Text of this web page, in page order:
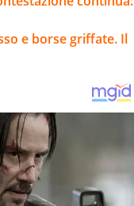
e borse griffate. Il